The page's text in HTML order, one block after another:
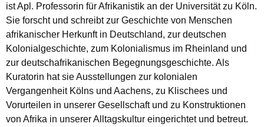
ist Apl. Professorin für Afrikanistik an der Universität zu Köln.
Sie forscht und schreibt zur Geschichte von Menschen
afrikanischer Herkunft in Deutschland, zur deutschen
Kolonialgeschichte, zum Kolonialismus im Rheinland und
zur deutsch­afrikanischen Begegnungsgeschichte. Als
Kuratorin hat sie Ausstellungen zur kolonialen
Vergangenheit Kölns und Aachens, zu Klischees und
Vorurteilen in unserer Gesellschaft und zu Konstruktionen
von Afrika in unserer Alltagskultur eingerichtet und betreut.